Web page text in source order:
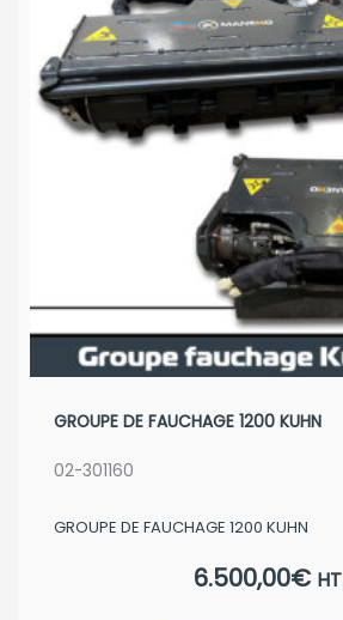
GROUPE DE FAUCHAGE 1200 KUHN
02-301160
GROUPE DE FAUCHAGE 1200 KUHN
6.500,00€ HT